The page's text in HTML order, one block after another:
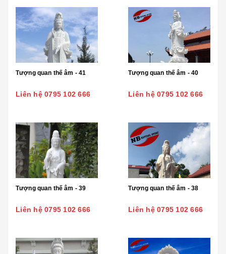
Tượng quan thế âm - 41
Liên hệ 0795 102 666
Tượng quan thế âm - 40
Liên hệ 0795 102 666
Tượng quan thế âm - 39
Liên hệ 0795 102 666
Tượng quan thế âm - 38
Liên hệ 0795 102 666